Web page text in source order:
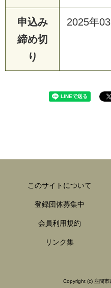
申込み
締め切
り
2025年
このサイトについて
登録団体募集中
会員利用規約
リンク集
Copyright (c) 座間市